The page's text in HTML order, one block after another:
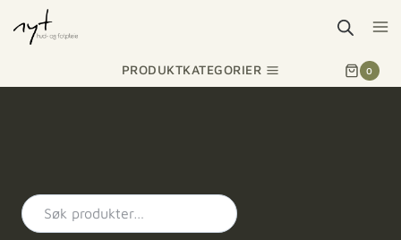
PRODUKTKATEGORIER 0